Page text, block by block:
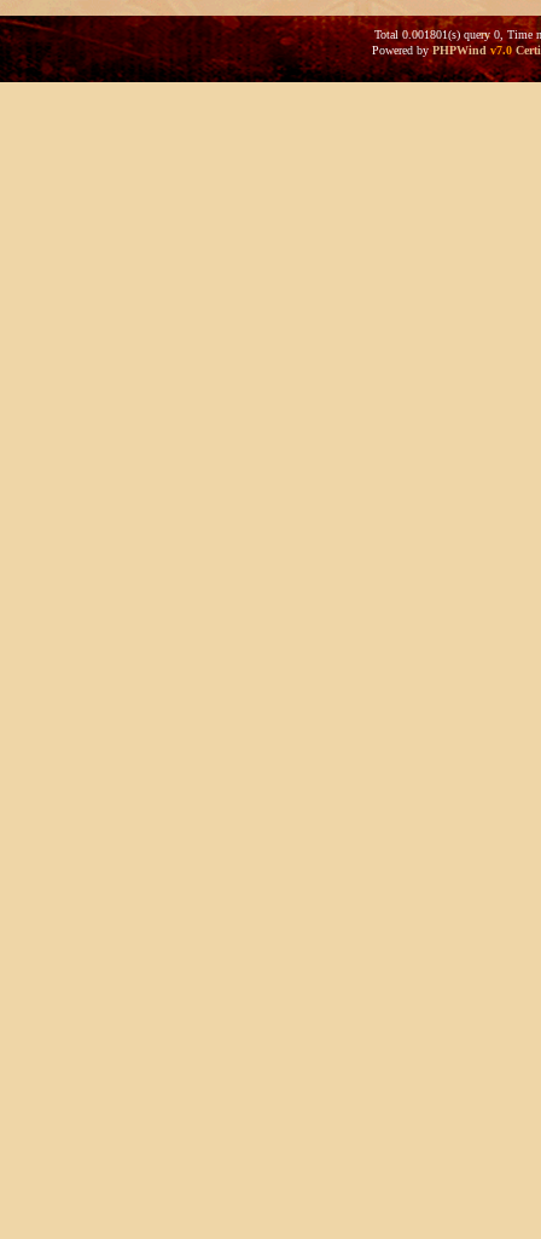
Total 0.001801(s) query 0, Time
Powered byPHPWind v7.0